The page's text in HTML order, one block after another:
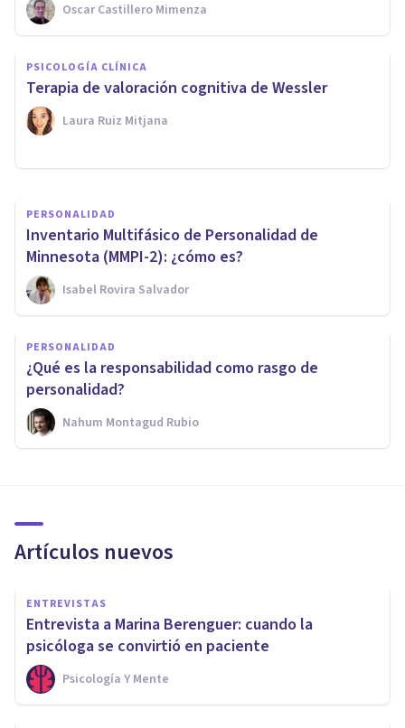
Oscar Castillero Mimenza
PSICOLOGÍA CLÍNICA
Terapia de valoración cognitiva de Wessler
Laura Ruiz Mitjana
PSICOLOGÍA CLÍNICA
Trastornos de Personalidad en
el DSM-5: controversias en el
sistema de clasificación
PERSONALIDAD
Inventario Multifásico de Personalidad de
Minnesota (MMPI-2): ¿cómo es?
Isabel Rovira Salvador
PERSONALIDAD
¿Qué es la responsabilidad como rasgo de
personalidad?
Nahum Montagud Rubio
Artículos nuevos
ENTREVISTAS
Entrevista a Marina Berenguer: cuando la
psicóloga se convirtió en paciente
Psicología Y Mente